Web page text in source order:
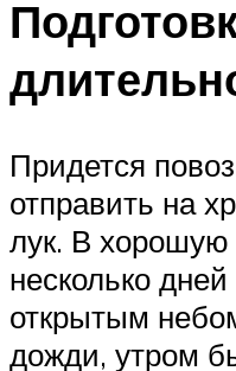
Придется
отправить на
лук. В хорошую
несколько
открытым
дожди, утром